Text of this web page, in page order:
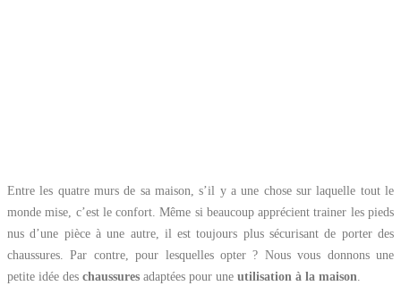
Entre les quatre murs de sa maison, s’il y a une chose sur laquelle tout le
monde mise, c’est le confort. Même si beaucoup apprécient trainer les pieds
nus d’une pièce à une autre, il est toujours plus sécurisant de porter des
chaussures. Par contre, pour lesquelles opter ? Nous vous donnons une
petite idée des chaussures adaptées pour une utilisation à la maison